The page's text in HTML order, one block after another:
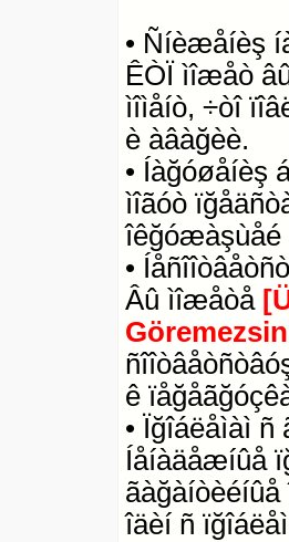
• Ñíèæåíèş
ÊÒÏ ìîæåò
ìîìåíò, ÷òî
è àâàğèè.
• Íàğóøåíèş
ìîãóò
îêğóæàşùåé
•
Âû ìîæåòå
ê
• Ïğîáëåìàì
Íåíàäåæíûå
îäèí ñ